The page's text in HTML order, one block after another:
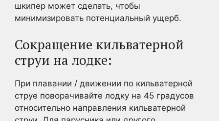
шкипер может сделать, чтобы
минимизировать потенциальный ущерб.
Сокращение кильватерной
струи на лодке:
При плавании / движении по кильватерной
струе поворачивайте лодку на 45 градусов
относительно направления кильватерной